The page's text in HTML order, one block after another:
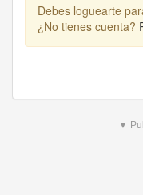
Debes loguearte
¿No tienes cuenta?
▼